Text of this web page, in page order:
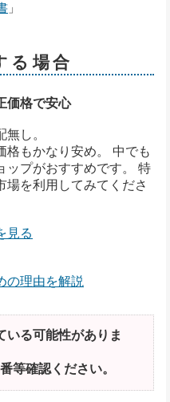
」
る場合
価格で安心
し。
格もかなり安め。 中でも
ップがおすすめです。 特
場を利用してみてくださ
見る
の理由を解説
る可能性がありま
等確認ください。